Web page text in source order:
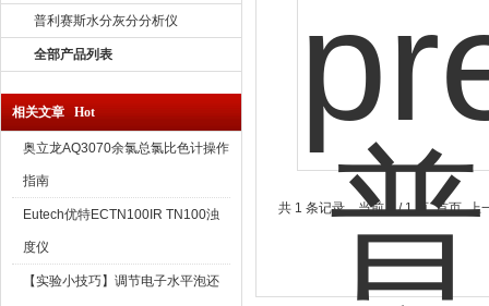
普利赛斯水分灰分分析仪
全部产品列表
相关文章 Hot
奥立龙AQ3070余氯总氯比色计操作
指南
Eutech优特ECTN100IR TN100浊
度仪
【实验小技巧】调节电子水平泡还
共 1 条记录，当前 1 / 1 页 首页